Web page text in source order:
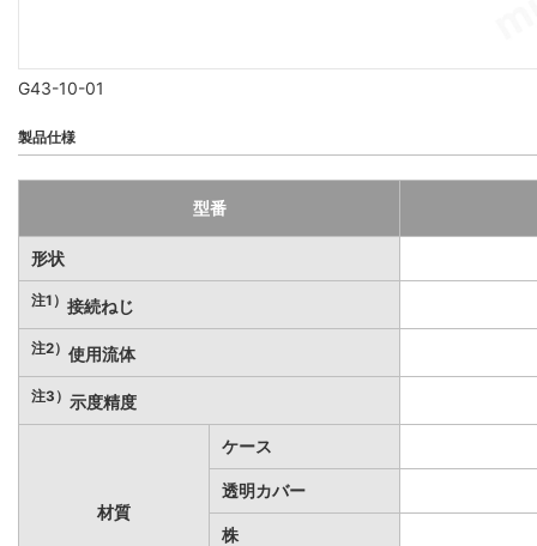
G43-10-01
製品仕様
型番
形状
注1） 接続ねじ
注2） 使用流体
注3） 示度精度
材質
ケース
透明カバー
株